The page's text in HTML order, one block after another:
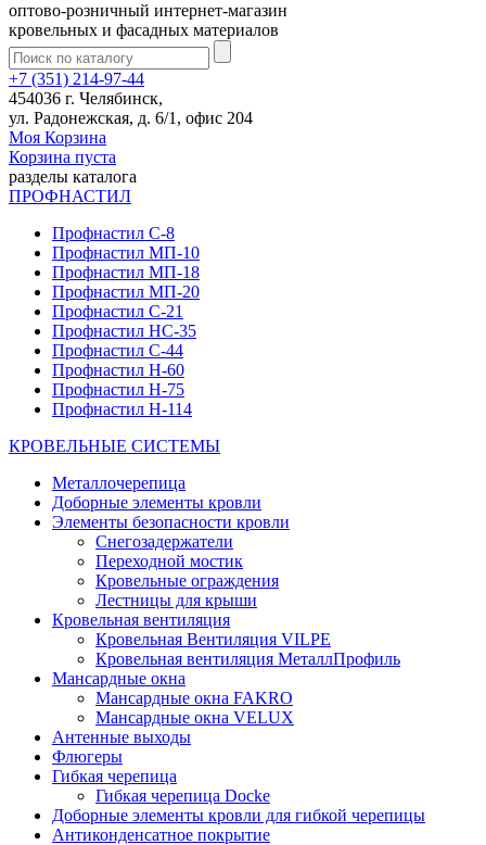
оптово-розничный интернет-магазин
кровельных и фасадных материалов
+7 (351) 214-97-44
454036 г. Челябинск,
ул. Радонежская, д. 6/1, офис 204
Моя Корзина
Корзина пуста
разделы каталога
ПРОФНАСТИЛ
Профнастил С-8
Профнастил МП-10
Профнастил МП-18
Профнастил МП-20
Профнастил С-21
Профнастил НС-35
Профнастил С-44
Профнастил Н-60
Профнастил Н-75
Профнастил Н-114
КРОВЕЛЬНЫЕ СИСТЕМЫ
Металлочерепица
Доборные элементы кровли
Элементы безопасности кровли
Снегозадержатели
Переходной мостик
Кровельные ограждения
Лестницы для крыши
Кровельная вентиляция
Кровельная Вентиляция VILPE
Кровельная вентиляция МеталлПрофиль
Мансардные окна
Мансардные окна FAKRO
Мансардные окна VELUX
Антенные выходы
Флюгеры
Гибкая черепица
Гибкая черепица Docke
Доборные элементы кровли для гибкой черепицы
Антиконденсатное покрытие